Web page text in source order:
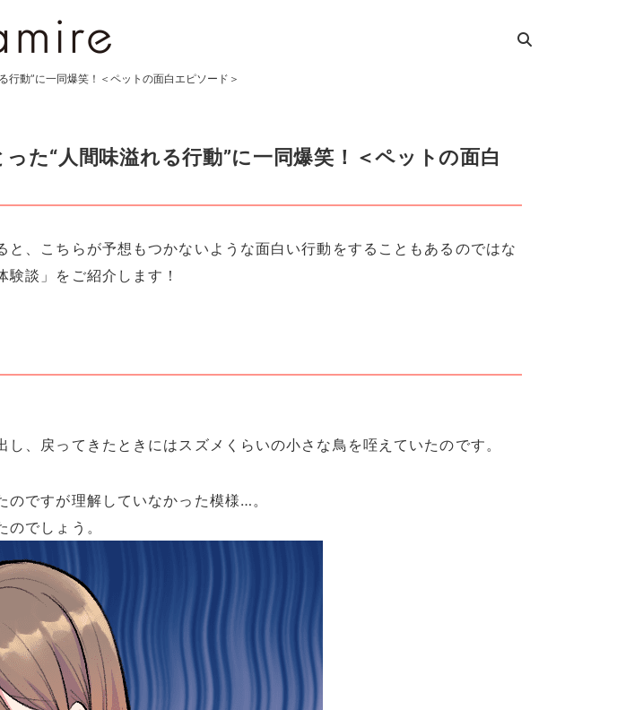
行動”に一同爆笑！＜ペットの面白エピソード＞
た“人間味溢れる行動”に一同爆笑！＜ペットの面白
、こちらが予想もつかないような面白い行動をすることもあるのではな
談」をご紹介します！
、戻ってきたときにはスズメくらいの小さな鳥を咥えていたのです。
ですが理解していなかった模様…。
でしょう。